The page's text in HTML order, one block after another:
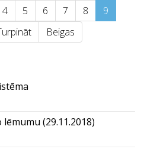
4 5 6 7 8
9
Beigas
(29.11.2018)